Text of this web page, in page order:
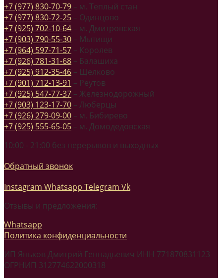
+7 (977) 830-70-79 – м. Теплый стан
+7 (977) 830-72-25 – Одинцово
+7 (925) 702-10-64 – м. Дмитровская
+7 (903) 790-55-30 – Мытищи
+7 (964) 597-71-57 – Королев
+7 (926) 781-31-68 – Балашиха
+7 (925) 912-35-46 – Щелково
+7 (901) 712-13-91 – Реутов
+7 (925) 547-77-37 – Железнодорожный
+7 (903) 123-17-70 – Люберцы
+7 (926) 279-09-00 – м. Бибирево
+7 (925) 555-65-05 – м. Домодедовская
10:00 - 21:00 без перерывов и выходных
Обратный звонок
Instagram Whatsapp Telegram Vk
Отзывы и предложения:
Whatsapp
Политика конфиденциальности
ИП Яньков Дмитрий Геннадьевич ИНН 771870831123
ОГРНИП 312774622000318